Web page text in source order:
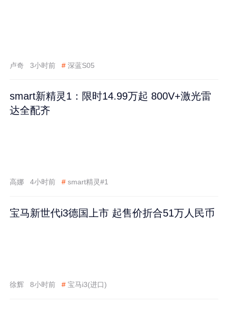
卢奇 3小时前 # 深蓝S05
smart新精灵1：限时14.99万起 800V+激光雷
达全配齐
高娜 4小时前 # smart精灵#1
宝马新世代i3德国上市 起售价折合51万人民币
徐辉 8小时前 # 宝马i3(进口)